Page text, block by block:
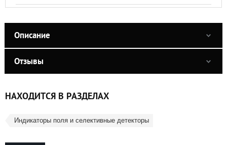
Описание
Отзывы
НАХОДИТСЯ В РАЗДЕЛАХ
Индикаторы поля и селективные детекторы